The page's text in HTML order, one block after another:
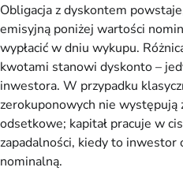
Obligacja z dyskontem
emisyjną poniżej wartości
wypłacić w dniu wykupu.
kwotami stanowi dyskonto –
inwestora. W przypadku
zerokuponowych nie występują
odsetkowe; kapitał pracuje w
zapadalności, kiedy to inwestor
nominalną.